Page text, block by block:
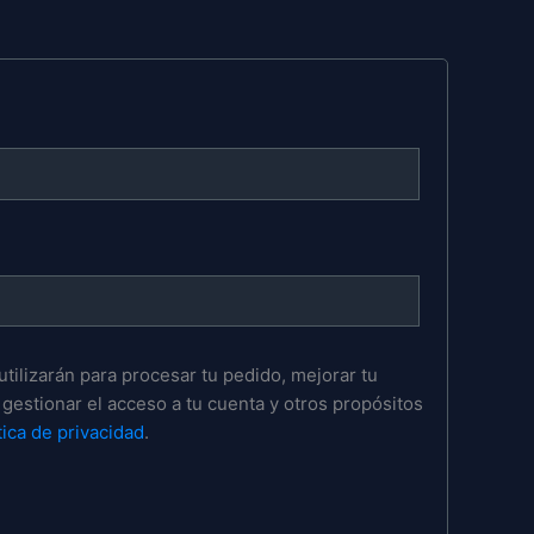
para procesar tu pedido, mejorar tu
el acceso a tu cuenta y otros propósitos
de privacidad.